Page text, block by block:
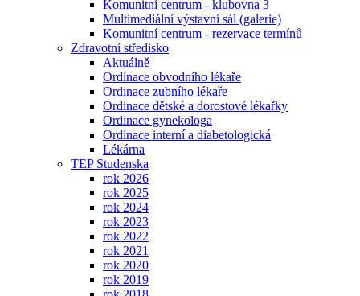
Komunitní centrum - klubovna 3
Multimediální výstavní sál (galerie)
Komunitní centrum - rezervace termínů
Zdravotní středisko
Aktuálně
Ordinace obvodního lékaře
Ordinace zubního lékaře
Ordinace dětské a dorostové lékařky
Ordinace gynekologa
Ordinace interní a diabetologická
Lékárna
TEP Studenska
rok 2026
rok 2025
rok 2024
rok 2023
rok 2022
rok 2021
rok 2020
rok 2019